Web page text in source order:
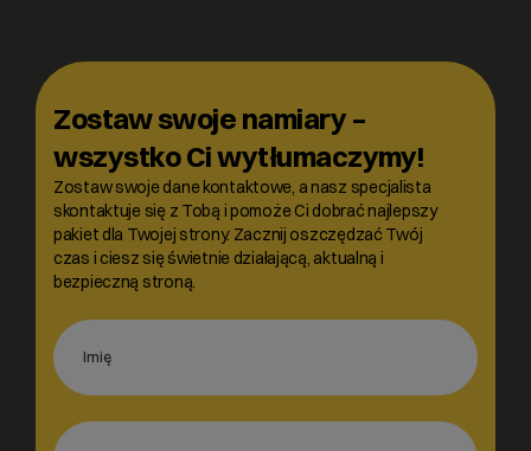
Zostaw swoje namiary –
wszystko Ci wytłumaczymy!
Zostaw swoje dane kontaktowe, a nasz specjalista
skontaktuje się z Tobą i pomoże Ci dobrać najlepszy
pakiet dla Twojej strony. Zacznij oszczędzać Twój
czas i ciesz się świetnie działającą, aktualną i
bezpieczną stroną.